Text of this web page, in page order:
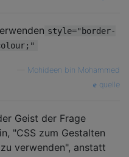
style="border-
Mohideen bin Mohammed
quelle
Geist der Frage
"CSS zum Gestalten
verwenden", anstatt